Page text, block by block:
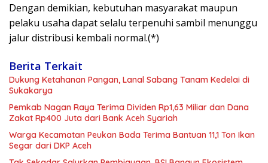
Dengan demikian, kebutuhan masyarakat maupun
pelaku usaha dapat selalu terpenuhi sambil menunggu
jalur distribusi kembali normal.(*)
Berita Terkait
Dukung Ketahanan Pangan, Lanal Sabang Tanam Kedelai di
Sukakarya
Pemkab Nagan Raya Terima Dividen Rp1,63 Miliar dan Dana
Zakat Rp400 Juta dari Bank Aceh Syariah
Warga Kecamatan Peukan Bada Terima Bantuan 11,1 Ton Ikan
Segar dari DKP Aceh